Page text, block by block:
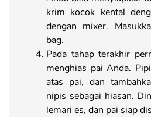
krim kocok kental
dengan mixer.
bag.
Pada tahap terakhir
menghias pai Anda.
atas pai, dan
nipis sebagai hiasan.
lemari es, dan pai siap